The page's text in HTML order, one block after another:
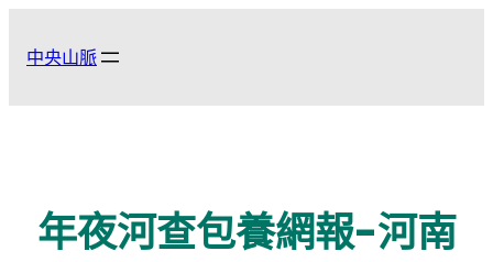
中央山脈
年夜河查包養網報-河南